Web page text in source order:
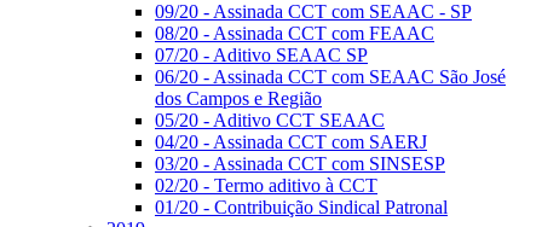
09/20 - Assinada CCT com SEAAC - SP
08/20 - Assinada CCT com FEAAC
07/20 - Aditivo SEAAC SP
06/20 - Assinada CCT com SEAAC São José
dos Campos e Região
05/20 - Aditivo CCT SEAAC
04/20 - Assinada CCT com SAERJ
03/20 - Assinada CCT com SINSESP
02/20 - Termo aditivo à CCT
01/20 - Contribuição Sindical Patronal